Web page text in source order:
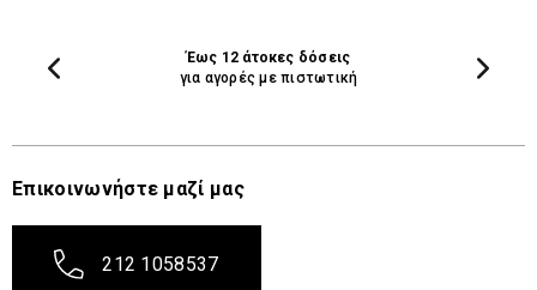
Έως 12 άτοκες δόσεις
για αγορές με πιστωτική
Επικοινωνήστε μαζί μας
212 1058537